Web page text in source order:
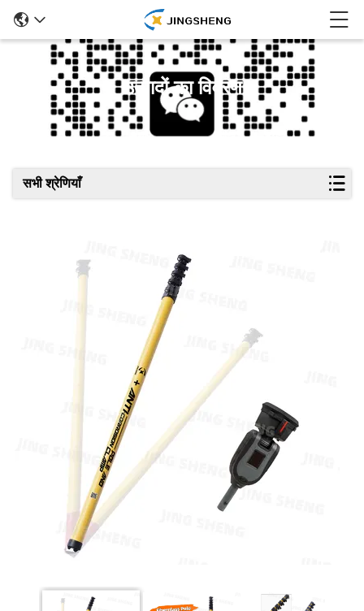
उत्पादों का विवरण
सभी श्रेणियाँ